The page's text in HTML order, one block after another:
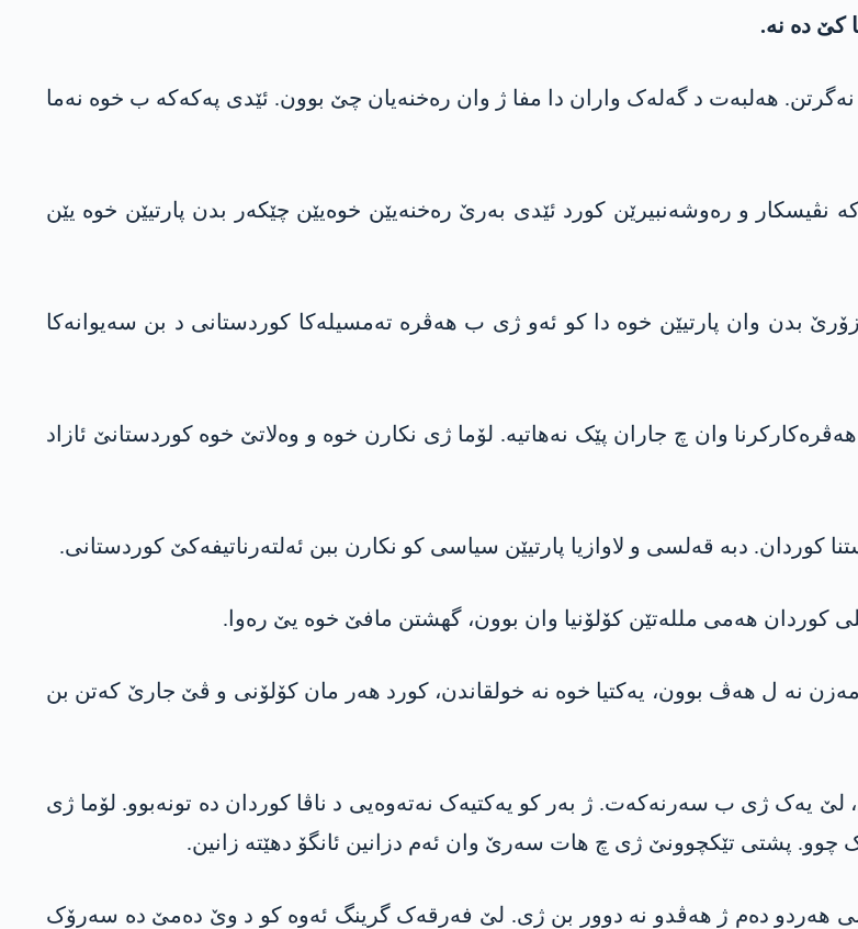
کێ دە نە.
ھەلبەت د گەلەک واران دا مفا ژ وان رەخنەیان چێ بوون. ئێدی پەکەکە ب خوە نەما
نڤیسکار و رەوشەنبیرێن کورد ئێدی بەرێ رەخنەیێن خوەیێن چێکەر بدن پارتیێن خوە یێن
بدن وان پارتیێن خوە دا کو ئەو ژی ب ھەڤرە تەمسیلەکا کوردستانی د بن سەیوانەکا
وان چ جاران پێک نەھاتیە. لۆما ژی نکارن خوە و وەلاتێ خوە کوردستانێ ئازاد
کوردان. دبە قەلسی و لاوازیا پارتیێن سیاسی کو نکارن ببن ئەلتەرناتیفەکێ کوردستانی.
کوردان ھەمی مللەتێن کۆلۆنیا وان بوون، گھشتن مافێ خوە یێ رەوا.
نە ل ھەڤ بوون، یەکتیا خوە نە خولقاندن، کورد ھەر مان کۆلۆنی و ڤێ جارێ کەتن بن
یەک ژی ب سەرنەکەت. ژ بەر کو یەکتیەک نەتەوەیی د ناڤا کوردان دە تونەبوو. لۆما ژی
پشتی تێکچوونێ ژی چ ھات سەرێ وان ئەم دزانین ئانگۆ دهێتە زانین.
ھەردو دەم ژ ھەڤدو نە دوور بن ژی. لێ فەرقەک گرینگ ئەوە کو د وێ دەمێ دە سەرۆک